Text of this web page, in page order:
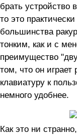
брать устройство
то это
большинства
тонким, как и с
преимущество
том, что он играет
клавиатуру к
немного удобнее.
Как это ни